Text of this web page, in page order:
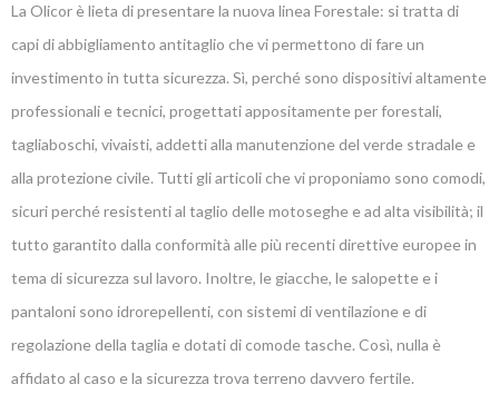
La Olicor è lieta di presentare la nuova linea Forestale: si tratta di
capi di abbigliamento antitaglio che vi permettono di fare un
investimento in tutta sicurezza. Sì, perché sono dispositivi altamente
professionali e tecnici, progettati appositamente per forestali,
tagliaboschi, vivaisti, addetti alla manutenzione del verde stradale e
alla protezione civile. Tutti gli articoli che vi proponiamo sono comodi,
sicuri perché resistenti al taglio delle motoseghe e ad alta visibilità; il
tutto garantito dalla conformità alle più recenti direttive europee in
tema di sicurezza sul lavoro. Inoltre, le giacche, le salopette e i
pantaloni sono idrorepellenti, con sistemi di ventilazione e di
regolazione della taglia e dotati di comode tasche. Così, nulla è
affidato al caso e la sicurezza trova terreno davvero fertile.